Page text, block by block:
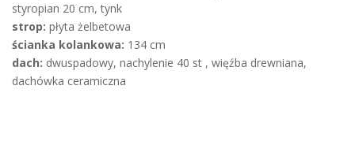
styropian 20 cm, tynk
strop: płyta żelbetowa
ścianka kolankowa: 134 cm
dach: dwuspadowy, nachylenie 40 st , więźba drewniana,
dachówka ceramiczna